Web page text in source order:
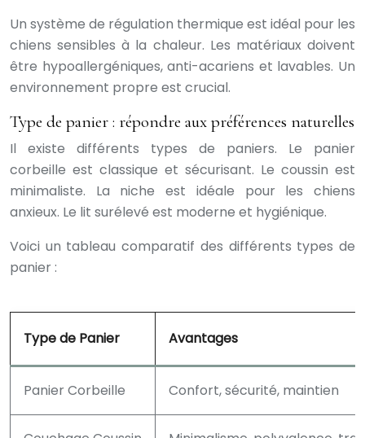
Un système de régulation thermique est idéal pour les
chiens sensibles à la chaleur. Les matériaux doivent
être hypoallergéniques, anti-acariens et lavables. Un
environnement propre est crucial.
Type de panier : répondre aux préférences naturelles
Il existe différents types de paniers. Le panier
corbeille est classique et sécurisant. Le coussin est
minimaliste. La niche est idéale pour les chiens
anxieux. Le lit surélevé est moderne et hygiénique.
Voici un tableau comparatif des différents types de
panier :
Type de Panier Avantages
Panier Corbeille Confort, sécurité, maintien